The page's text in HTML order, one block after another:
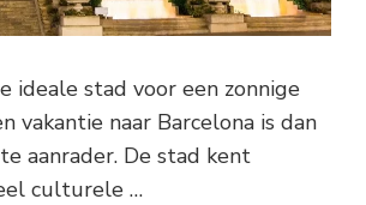
ideale stad voor een zonnige
vakantie naar Barcelona is dan
aanrader. De stad kent
culturele …